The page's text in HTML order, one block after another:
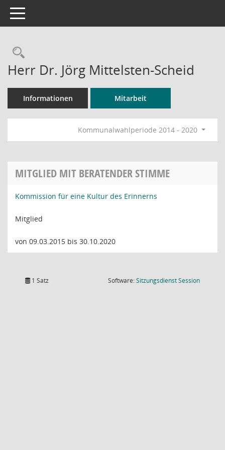
Toggle navigation
Rechercheauswahl
Herr Dr. Jörg Mittelsten-Scheid
Informationen Mitarbeit
Kommunalwahlperiode 2014 - 2020
MITGLIED MIT BERATENDER STIMME
Kommission für eine Kultur des Erinnerns
Mitglied
von 09.03.2015 bis 30.10.2020
1 Satz Software:SitzungsdienstSession(Wird in